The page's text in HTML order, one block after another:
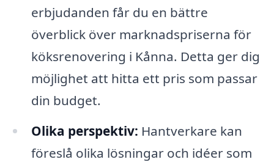
erbjudanden får du en bättre
överblick över marknadspriserna för
köksrenovering i Kånna. Detta ger dig
möjlighet att hitta ett pris som passar
din budget.
Olika perspektiv: Hantverkare kan
föreslå olika lösningar och idéer som